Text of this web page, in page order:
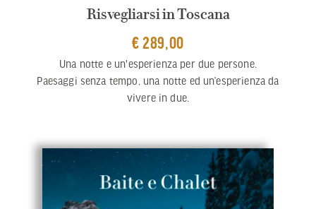
Risvegliarsi in Toscana
€ 289,00
Una notte e un'esperienza per due persone.
Paesaggi senza tempo, una notte ed un’esperienza da
vivere in due.